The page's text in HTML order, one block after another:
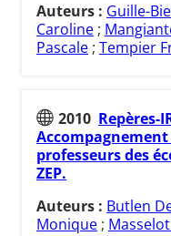
Auteurs : Guille-
Caroline ;
Pascale ; Tempier
2010 Repères-
professeurs des
ZEP.
Auteurs : Butlen
Monique ;